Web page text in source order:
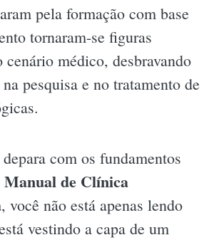
pela formação com base
tornaram-se figuras
cenário médico, desbravando
pesquisa e no tratamento de
com os fundamentos
Manual de Clínica
, você não está apenas lendo
vestindo a capa de um